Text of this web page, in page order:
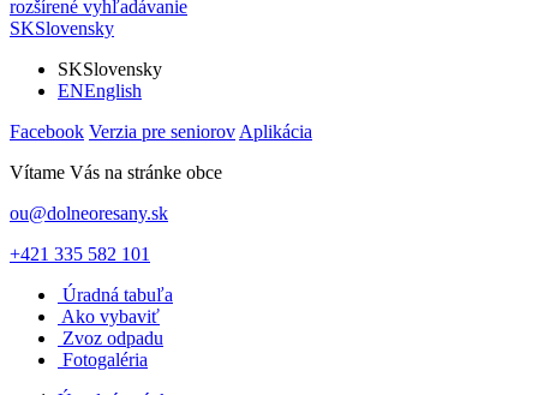
rozšírené vyhľadávanie
SKSlovensky
SKSlovensky
ENEnglish
Facebook Verzia pre seniorov Aplikácia
Vítame Vás na stránke obce
ou@dolneoresany.sk
+421 335 582 101
Úradná tabuľa
Ako vybaviť
Zvoz odpadu
Fotogaléria